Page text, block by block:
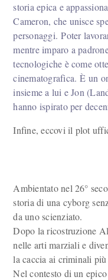
storia epica e
Cameron, che unisce
personaggi. Poter
mentre imparo a
tecnologiche è come
cinematografica. È un
insieme a lui e Jon
hanno ispirato per
Infine, eccovi il plot
Ambientato nel 26°
storia di una cyborg
da uno scienziato.
Dopo la ricostruzione
nelle arti marziali e
la caccia ai criminali
Nel contesto di un